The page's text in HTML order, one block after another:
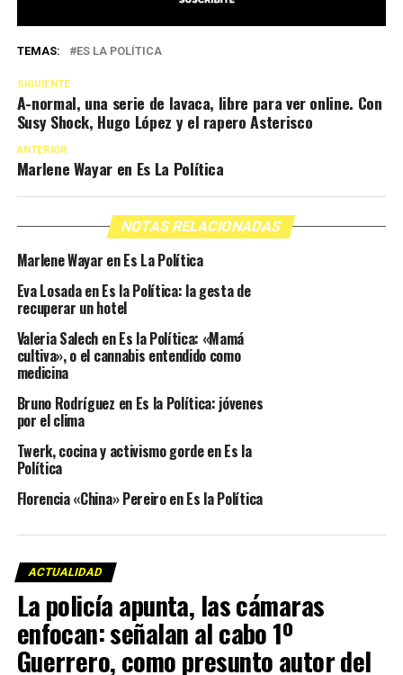
TEMAS: ES LA POLÍTICA
SIGUIENTE
A-normal, una serie de lavaca, libre para ver online. Con
Susy Shock, Hugo López y el rapero Asterisco
ANTERIOR
Marlene Wayar en Es La Política
NOTAS RELACIONADAS
Marlene Wayar en Es La Política
Eva Losada en Es la Política: la gesta de
recuperar un hotel
Valeria Salech en Es la Política: «Mamá
cultiva», o el cannabis entendido como
medicina
Bruno Rodríguez en Es la Política: jóvenes
por el clima
Twerk, cocina y activismo gorde en Es la
Política
Florencia «China» Pereiro en Es la Política
ACTUALIDAD
La policía apunta, las cámaras
enfocan: señalan al cabo 1º
Guerrero, como presunto autor del